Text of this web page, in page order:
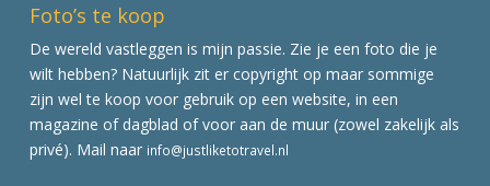
Foto’s te koop
De wereld vastleggen is mijn passie. Zie je een foto die je
wilt hebben? Natuurlijk zit er copyright op maar sommige
zijn wel te koop voor gebruik op een website, in een
magazine of dagblad of voor aan de muur (zowel zakelijk als
privé). Mail naar info@justliketotravel.nl